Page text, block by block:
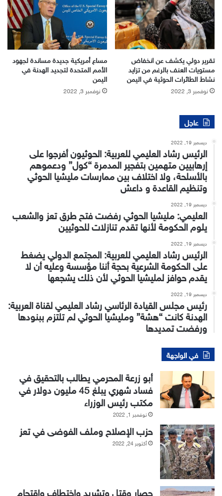
تقرير دولي يكشف عن انخفاض
مستويات العنف بالرغم من تزايد
نشاط الطائرات الحوثية في اليمن
نوفمبر 3, 2022
مساع أمريكية جديدة مساندة لجهود
الأمم المتحدة لتجديد الهدنة في
اليمن
نوفمبر 3, 2022
عاجل
ديسمبر 19, 2022
الرئيس رشاد العليمي للعربية: الحوثيون أفرجوا على
إرهابيين متهمين بتفجير المدمرة “كول” ودعموهم
بالأسلحة، ولا اختلاف بين ممارسات مليشيا الحوثي
وتنظيم القاعدة و داعش
ديسمبر 19, 2022
العليمي: مليشيا الحوثي رفضت فتح طرق تعز والشعب
يلوم الحكومة لأنها تقدم تنازلات للحوثيين
ديسمبر 19, 2022
الرئيس رشاد العليمي للعربية: المجتمع الدولي يضغط
على الحكومة الشرعية بحجة أننا مؤسسة وعليه أن لا
يقدم حوافز لمليشيا الحوثي لأن ذلك يشجعها
ديسمبر 19, 2022
رئيس مجلس القيادة الرئاسي رشاد العليمي لقناة العربية:
الهدنة كانت “هشة” ومليشيا الحوثي لم تلتزم ببنودها
ورفضت تمديدها
في الواجهة
أبو زرعة المحرمي يطالب بالتحقيق في
فساد شهري يبلغ 45 مليون دولار في
مكتب رئيس الوزراء
نوفمبر 1, 2022
حزب الإصلاح وملف الفوضى في تعز
أكتوبر 24, 2022
حصار وقتل وتشريد واختطاف واقتحام